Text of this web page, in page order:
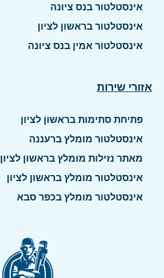
אינסטלטור בנס ציונה
אינסטלטור בראשון לציון
אינסטלטור אמין בנס ציונה
אזורי שירות
פתיחת סתימות בראשון לציון
אינסטלטור מומלץ ברעננה
מאתר נזילות מומלץ בראשון לציון
אינסטלטור מומלץ בראשון לציון
אינסטלטור מומלץ בכפר סבא